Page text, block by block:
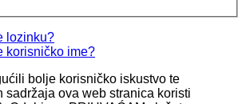
lozinku?
korisničko ime?
bolje korisničko iskustvo te
sadržaja ova web stranica koristi